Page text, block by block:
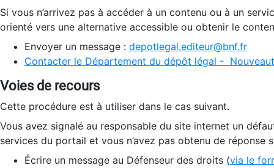
Si vous n’arrivez pas à accéder à un contenu ou à un
orienté vers une alternative accessible ou obtenir le
Envoyer un message : depotlegal.editeur@bnf.fr
Contacter le Département du dépôt légal -
Voies de recours
Cette procédure est à utiliser dans le cas suivant.
Vous avez signalé au responsable du site internet un
services du portail et vous n’avez pas obtenu de réponse
Écrire un message au Défenseur des droits (via le